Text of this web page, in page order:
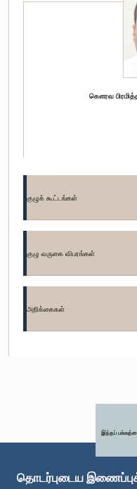
கௌரவ
கௌரவ
கௌரவ
குழுக் கூட்டங்கள்
குழு வருகை விபரங்கள்
அறிக்கைகள்
இந்தப்
தொடர்புடைய